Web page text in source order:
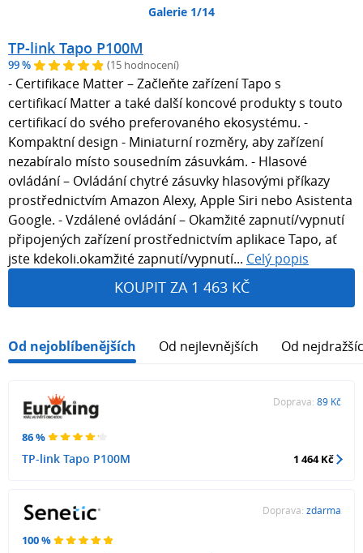
Galerie 1/14
TP-link Tapo P100M
99 % (15 hodnocení)
- Certifikace Matter – Začleňte zařízení Tapo s
certifikací Matter a také další koncové produkty s touto
certifikací do svého preferovaného ekosystému. -
Kompaktní design - Miniaturní rozměry, aby zařízení
nezabíralo místo sousedním zásuvkám. - Hlasové
ovládání – Ovládání chytré zásuvky hlasovými příkazy
prostřednictvím Amazon Alexy, Apple Siri nebo Asistenta
Google. - Vzdálené ovládání – Okamžité zapnutí/vypnutí
připojených zařízení prostřednictvím aplikace Tapo, ať
jste kdekoli.okamžité zapnutí/vypnutí... Celý popis
KOUPIT ZA 1 463 KČ
Od nejoblíbenějších Od nejlevnějších Od
86 %
TP-link Tapo P100M
Doprava: 89 Kč
1 464 Kč
100 %
Doprava: zdarma